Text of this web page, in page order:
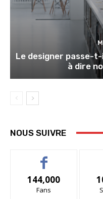
Le designer passe-
à dire
NOUS SUIVRE
144,000
Fans